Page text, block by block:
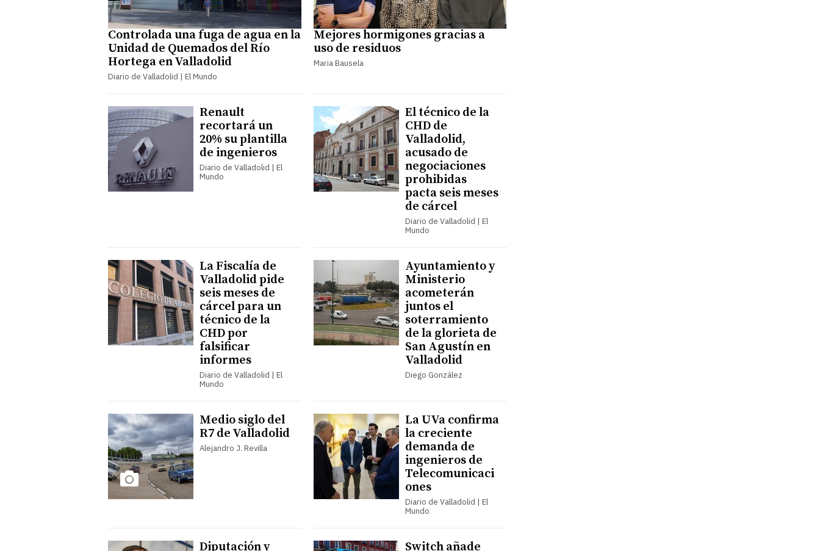
Controlada una fuga de agua en la
Unidad de Quemados del Río
Hortega en Valladolid
Diario de Valladolid | El Mundo
Mejores hormigones gracias a
uso de residuos
Maria Bausela
Renault
recortará un
20% su plantilla
de ingenieros
Diario de Valladolid | El
Mundo
El técnico de la
CHD de
Valladolid,
acusado de
negociaciones
prohibidas
pacta seis meses
de cárcel
Diario de Valladolid | El
Mundo
La Fiscalía de
Valladolid pide
seis meses de
cárcel para un
técnico de la
CHD por
falsificar
informes
Diario de Valladolid | El
Mundo
Ayuntamiento y
Ministerio
acometerán
juntos el
soterramiento
de la glorieta de
San Agustín en
Valladolid
Diego González
Medio siglo del
R7 de Valladolid
Alejandro J. Revilla
La UVa confirma
la creciente
demanda de
ingenieros de
Telecomunicaci
ones
Diario de Valladolid | El
Mundo
Diputación y
Switch añade